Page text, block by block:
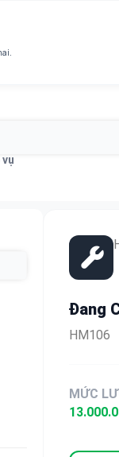
Đang
Lao
HM106
MỨC